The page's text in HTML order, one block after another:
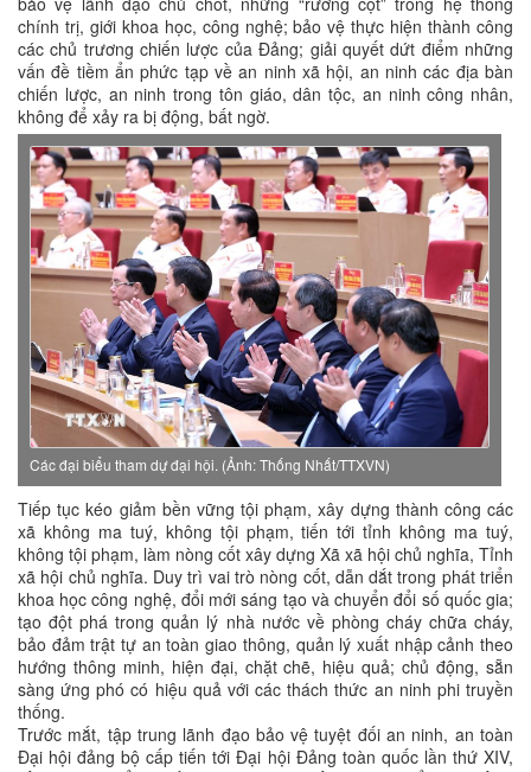
chính trị, giới khoa học, công nghệ; bảo vệ thực hiện thành công
các chủ trương chiến lược của Đảng; giải quyết dứt điểm những
vấn đề tiềm ẩn phức tạp về an ninh xã hội, an ninh các địa bàn
chiến lược, an ninh trong tôn giáo, dân tộc, an ninh công nhân,
không để xảy ra bị động, bất ngờ.
Các đại biểu tham dự đại hội. (Ảnh: Thống Nhất/TTXVN)
Tiếp tục kéo giảm bền vững tội phạm, xây dựng thành công các
xã không ma tuý, không tội phạm, tiến tới tỉnh không ma tuý,
không tội phạm, làm nòng cốt xây dựng Xã xã hội chủ nghĩa, Tỉnh
xã hội chủ nghĩa. Duy trì vai trò nòng cốt, dẫn dắt trong phát triển
khoa học công nghệ, đổi mới sáng tạo và chuyển đổi số quốc gia;
tạo đột phá trong quản lý nhà nước về phòng cháy chữa cháy,
bảo đảm trật tự an toàn giao thông, quản lý xuất nhập cảnh theo
hướng thông minh, hiện đại, chặt chẽ, hiệu quả; chủ động, sẵn
sàng ứng phó có hiệu quả với các thách thức an ninh phi truyền
thống.
Trước mắt, tập trung lãnh đạo bảo vệ tuyệt đối an ninh, an toàn
Đại hội đảng bộ cấp tiến tới Đại hội Đảng toàn quốc lần thứ XIV,